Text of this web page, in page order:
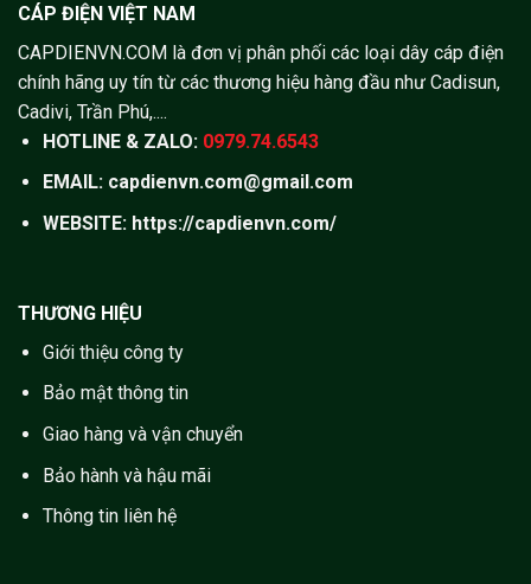
CÁP ĐIỆN VIỆT NAM
CAPDIENVN.COM là đơn vị phân phối các loại dây cáp điện
chính hãng uy tín từ các thương hiệu hàng đầu như Cadisun,
Cadivi, Trần Phú,....
HOTLINE & ZALO: 0979.74.6543
EMAIL: capdienvn.com@gmail.com
WEBSITE: https://capdienvn.com/
THƯƠNG HIỆU
Giới thiệu công ty
Bảo mật thông tin
Giao hàng và vận chuyển
Bảo hành và hậu mãi
Thông tin liên hệ